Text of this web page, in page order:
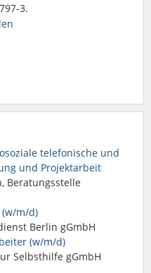
3.
telefonische und
und Projektarbeit
Beratungsstelle
m/d)
Berlin gGmbH
(w/m/d)
Selbsthilfe gGmbH